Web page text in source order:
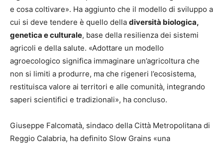
e cosa coltivare». Ha aggiunto che il modello di sviluppo a
cui si deve tendere è quello della diversità biologica,
genetica e culturale, base della resilienza dei sistemi
agricoli e della salute. «Adottare un modello
agroecologico significa immaginare un’agricoltura che
non si limiti a produrre, ma che rigeneri l’ecosistema,
restituisca valore ai territori e alle comunità, integrando
saperi scientifici e tradizionali», ha concluso.
Giuseppe Falcomatà, sindaco della Città Metropolitana di
Reggio Calabria, ha definito Slow Grains «una